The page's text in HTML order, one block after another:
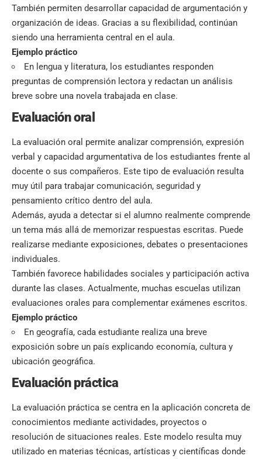
También permiten desarrollar capacidad de argumentación y
organización de ideas. Gracias a su flexibilidad, continúan
siendo una herramienta central en el aula.
Ejemplo práctico
En lengua y literatura, los estudiantes responden
preguntas de comprensión lectora y redactan un análisis
breve sobre una novela trabajada en clase.
Evaluación oral
La evaluación oral permite analizar comprensión, expresión
verbal y capacidad argumentativa de los estudiantes frente al
docente o sus compañeros. Este tipo de evaluación resulta
muy útil para trabajar comunicación, seguridad y
pensamiento crítico dentro del aula.
Además, ayuda a detectar si el alumno realmente comprende
un tema más allá de memorizar respuestas escritas. Puede
realizarse mediante exposiciones, debates o presentaciones
individuales.
También favorece habilidades sociales y participación activa
durante las clases. Actualmente, muchas escuelas utilizan
evaluaciones orales para complementar exámenes escritos.
Ejemplo práctico
En geografía, cada estudiante realiza una breve
exposición sobre un país explicando economía, cultura y
ubicación geográfica.
Evaluación práctica
La evaluación práctica se centra en la aplicación concreta de
conocimientos mediante actividades, proyectos o
resolución de situaciones reales. Este modelo resulta muy
utilizado en materias técnicas, artísticas y científicas donde